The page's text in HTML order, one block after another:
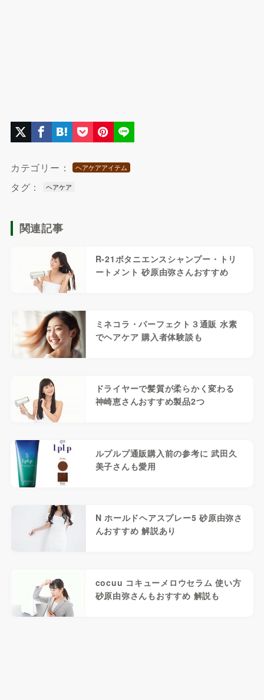
カテゴリー： ヘアケアアイテム
タグ： ヘアケア
関連記事
R-21ボタニエンスシャンプー・トリ
ートメント 砂原由弥さんおすすめ
ミネコラ・パーフェクト３通販 水素
でヘアケア 購入者体験談も
ドライヤーで髪質が柔らかく変わる
神崎恵さんおすすめ製品2つ
ルプルプ通販購入前の参考に 武田久
美子さんも愛用
N ホールドヘアスプレー5 砂原由弥さ
んおすすめ 解説あり
cocuu コキューメロウセラム 使い方
砂原由弥さんもおすすめ 解説も